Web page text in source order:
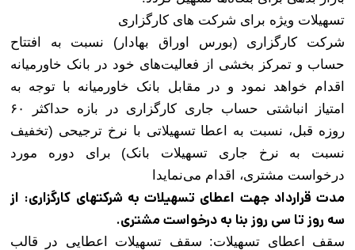
تسهیلات ویژه برای شرکت های کارگزاری
شرکت کارگزاری (بورس اوراق بهادار) نسبت به افتتاح
حساب و تمرکز بخشی از فعالیت‌های خود در بانک خاورمیانه
اقدام خواهد نمود و در مقابل بانک خاورمیانه با توجه به
امتیاز انباشتی حساب جاری کارگزاری در بازه حداکثر ۶۰
روزه قبل، نسبت به اعطا تسهیلاتی با نرخ ترجیحی (تخفیف
نسبت به نرخ جاری تسهیلات بانک) برای دوره مورد
درخواست مشتری، اقدام می‌نمایدا
مدت قرارداد جهت اعطای تسهیلات به شرکتهای کارگزاری: از
سه روز تا سی روز بنا به درخواست مشتری.
سقف اعطای تسهیلات: سقف تسهیلات اعطایی در قالب